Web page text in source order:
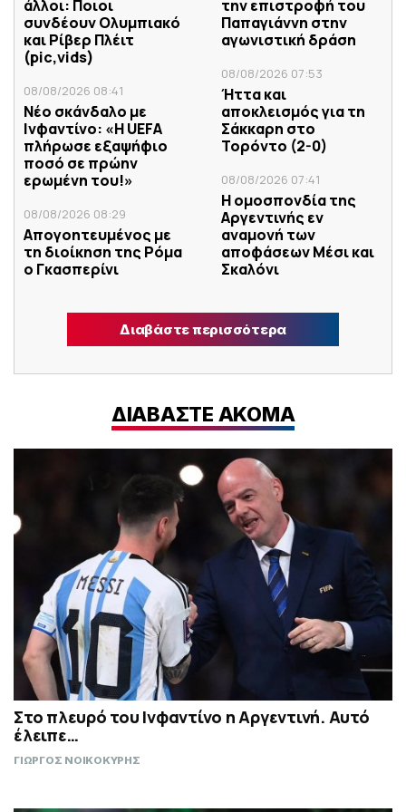
άλλοι: Ποιοι
συνδέουν Ολυμπιακό
και Ρίβερ Πλέιτ
(pic,vids)
08/08/2026 08:41
Νέο σκάνδαλο με
Ινφαντίνο: «Η UEFA
πλήρωσε εξαψήφιο
ποσό σε πρώην
ερωμένη του!»
08/08/2026 08:29
Απογοητευμένος με
τη διοίκηση της Ρόμα
ο Γκασπερίνι
την επιστροφή του
Παπαγιάννη στην
αγωνιστική δράση
08/08/2026 07:53
Ήττα και
αποκλεισμός για τη
Σάκκαρη στο
Τορόντο (2-0)
08/08/2026 07:41
Η ομοσπονδία της
Αργεντινής εν
αναμονή των
αποφάσεων Μέσι και
Σκαλόνι
Διαβάστε περισσότερα
ΔΙΑΒΑΣΤΕ ΑΚΟΜΑ
Στο πλευρό του Ινφαντίνο η Αργεντινή. Αυτό
έλειπε…
ΓΙΩΡΓΟΣ ΝΟΙΚΟΚΥΡΗΣ